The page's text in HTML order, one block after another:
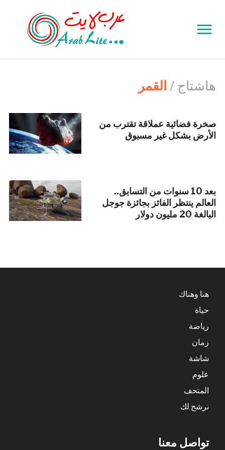
Toggle
navigation
هاشتاج / القمر
صخرة فضائية عملاقة تقترب من
الأرض بشكل غير مسبوق
بعد 10 سنوات من التسابق..
العالم ينتظر الفائز بجائزة جوجل
البالغة 20 مليون دولار
هنا وهناك
حياة
رياضة
زمان
شاشة
علوم
المتحف
نرشح لك
تواصل معنا